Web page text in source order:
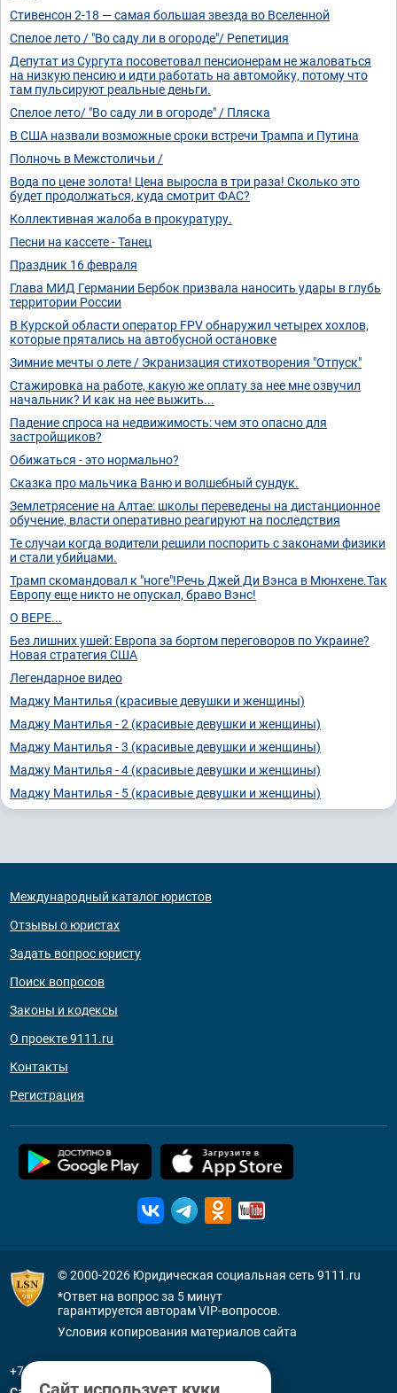
Стивенсон 2-18 — самая большая звезда во Вселенной
Спелое лето / "Во саду ли в огороде"/ Репетиция
Депутат из Сургута посоветовал пенсионерам не жаловаться
на низкую пенсию и идти работать на автомойку, потому что
там пульсируют реальные деньги.
Спелое лето/ "Во саду ли в огороде" / Пляска
В США назвали возможные сроки встречи Трампа и Путина
Полночь в Межстоличьи /
Вода по цене золота! Цена выросла в три раза! Сколько это
будет продолжаться, куда смотрит ФАС?
Коллективная жалоба в прокуратуру.
Песни на кассете - Танец
Праздник 16 февраля
Глава МИД Германии Бербок призвала наносить удары в глубь
территории России
В Курской области оператор FPV обнаружил четырех хохлов,
которые прятались на автобусной остановке
Зимние мечты о лете / Экранизация стихотворения "Отпуск"
Стажировка на работе, какую же оплату за нее мне озвучил
начальник? И как на нее выжить...
Падение спроса на недвижимость: чем это опасно для
застройщиков?
Обижаться - это нормально?
Сказка про мальчика Ваню и волшебный сундук.
Землетрясение на Алтае: школы переведены на дистанционное
обучение, власти оперативно реагируют на последствия
Те случаи когда водители решили поспорить с законами физики
и стали убийцами.
Трамп скомандовал к "ноге"!Речь Джей Ди Вэнса в Мюнхене.Так
Европу еще никто не опускал, браво Вэнс!
О ВЕРЕ...
Без лишних ушей: Европа за бортом переговоров по Украине?
Новая стратегия США
Легендарное видео
Маджу Мантилья (красивые девушки и женщины)
Маджу Мантилья - 2 (красивые девушки и женщины)
Маджу Мантилья - 3 (красивые девушки и женщины)
Маджу Мантилья - 4 (красивые девушки и женщины)
Маджу Мантилья - 5 (красивые девушки и женщины)
Международный каталог юристов
Отзывы о юристах
Задать вопрос юристу
Поиск вопросов
Законы и кодексы
О проекте 9111.ru
Контакты
Регистрация
© 2000-2026 Юридическая социальная сеть 9111.ru
*Ответ на вопрос за 5 минут
гарантируется авторам VIP-вопросов.
Условия копирования материалов сайта
+7 (800) 505-91-11